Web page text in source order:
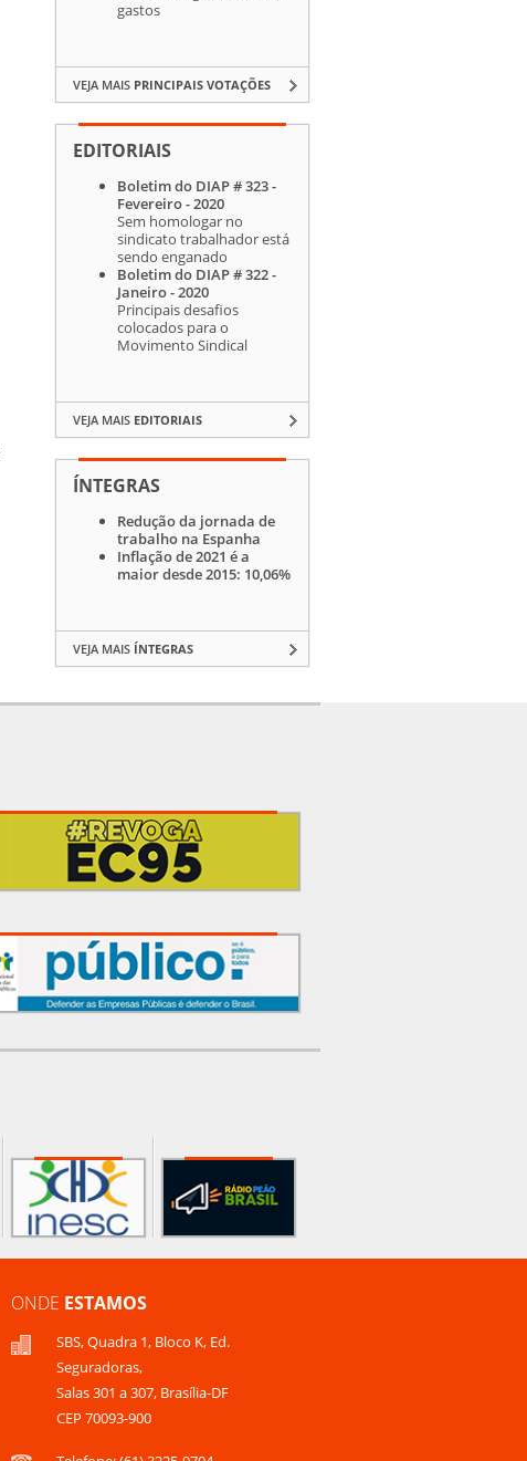
gastos
VEJA MAIS PRINCIPAIS VOTAÇÕES
EDITORIAIS
Boletim do DIAP # 323 -
Fevereiro - 2020
Sem homologar no
sindicato trabalhador está
sendo enganado
Boletim do DIAP # 322 -
Janeiro - 2020
Principais desafios
colocados para o
Movimento Sindical
VEJA MAIS EDITORIAIS
ÍNTEGRAS
Redução da jornada de
trabalho na Espanha
Inflação de 2021 é a
maior desde 2015: 10,06%
VEJA MAIS ÍNTEGRAS
ONDE ESTAMOS
SBS, Quadra 1, Bloco K, Ed.
Seguradoras,
Salas 301 a 307, Brasília-DF
CEP 70093-900